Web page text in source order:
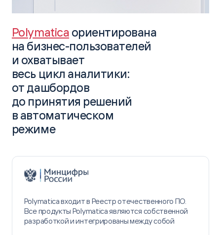
Polymatica ориентирована
на бизнес-пользователей
и охватывает
весь цикл аналитики:
от дашбордов
до принятия решений
в автоматическом
режиме
Polymatica входит в Реестр отечественного ПО.
Все продукты Polymatica являются собственной
разработкой и интегрированы между собой